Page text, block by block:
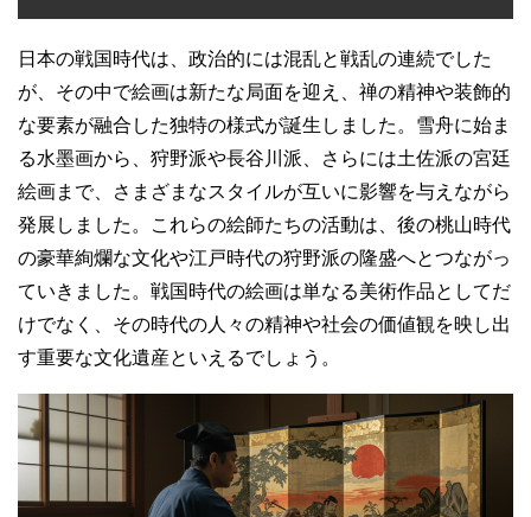
日本の戦国時代は、政治的には混乱と戦乱の連続でした
が、その中で絵画は新たな局面を迎え、禅の精神や装飾的
な要素が融合した独特の様式が誕生しました。雪舟に始ま
る水墨画から、狩野派や長谷川派、さらには土佐派の宮廷
絵画まで、さまざまなスタイルが互いに影響を与えながら
発展しました。これらの絵師たちの活動は、後の桃山時代
の豪華絢爛な文化や江戸時代の狩野派の隆盛へとつながっ
ていきました。戦国時代の絵画は単なる美術作品としてだ
けでなく、その時代の人々の精神や社会の価値観を映し出
す重要な文化遺産といえるでしょう。